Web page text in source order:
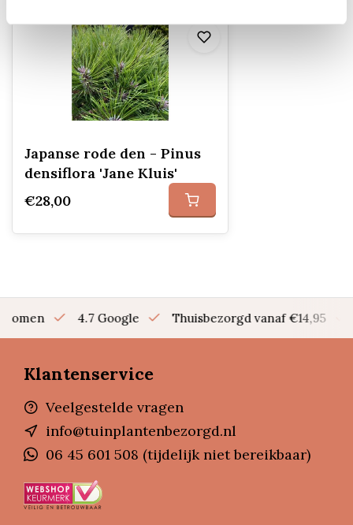
Japanse rode den - Pinus
densiflora 'Jane Kluis'
€28,00
bomen 4.7 Google Thuisbezorgd vanaf €14,95
Klantenservice
Veelgestelde vragen
info@tuinplantenbezorgd.nl
06 45 601 508 (tijdelijk niet bereikbaar)